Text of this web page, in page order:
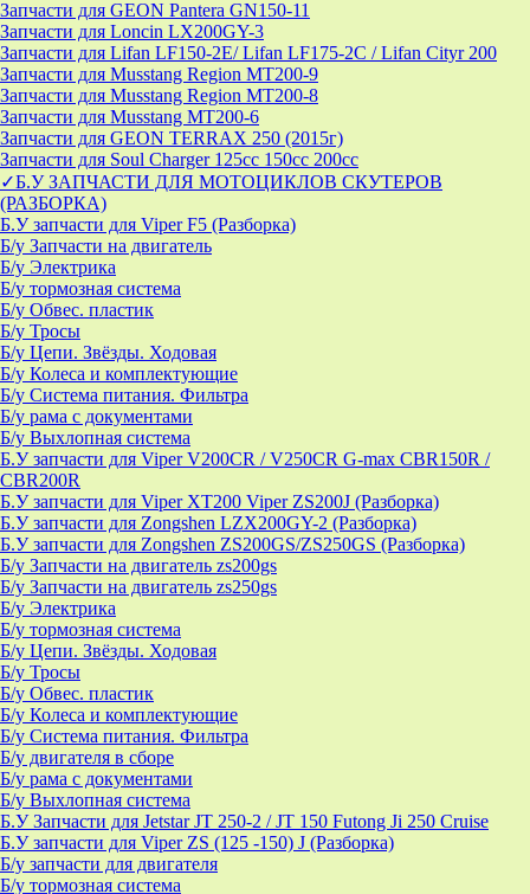
Запчасти для GEON Pantera GN150-11
Запчасти для Loncin LX200GY-3
Запчасти для Lifan LF150-2E/ Lifan LF175-2C / Lifan Cityr 200
Запчасти для Musstang Region MT200-9
Запчасти для Musstang Region MT200-8
Запчасти для Musstang MT200-6
Запчасти для GEON TERRAX 250 (2015г)
Запчасти для Soul Charger 125сс 150cc 200сс
✓Б.У ЗАПЧАСТИ ДЛЯ МОТОЦИКЛОВ СКУТЕРОВ
(РАЗБОРКА)
Б.У запчасти для Viper F5 (Разборка)
Б/у Запчасти на двигатель
Б/у Электрика
Б/у тормозная система
Б/у Обвес. пластик
Б/у Тросы
Б/у Цепи. Звёзды. Ходовая
Б/у Колеса и комплектующие
Б/у Система питания. Фильтра
Б/у рама с документами
Б/у Выхлопная система
Б.У запчасти для Viper V200CR / V250CR G-max CBR150R /
CBR200R
Б.У запчасти для Viper XT200 Viper ZS200J (Разборка)
Б.У запчасти для Zongshen LZX200GY-2 (Разборка)
Б.У запчасти для Zongshen ZS200GS/ZS250GS (Разборка)
Б/у Запчасти на двигатель zs200gs
Б/у Запчасти на двигатель zs250gs
Б/у Электрика
Б/у тормозная система
Б/у Цепи. Звёзды. Ходовая
Б/у Тросы
Б/у Обвес. пластик
Б/у Колеса и комплектующие
Б/у Система питания. Фильтра
Б/у двигателя в сборе
Б/у рама с документами
Б/у Выхлопная система
Б.У Запчасти для Jetstar JT 250-2 / JT 150 Futong Ji 250 Cruise
Б.У запчасти для Viper ZS (125 -150) J (Разборка)
Б/у запчасти для двигателя
Б/у тормозная система